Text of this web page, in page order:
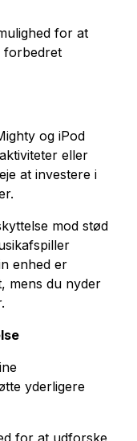
for at
forbedret
og iPod
eller
at investere i
mod stød
enhed er
mens du nyder
yderligere
for at udforske